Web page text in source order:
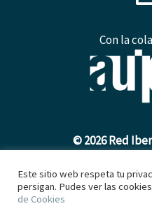
Con la
© 2026 Red
Política
Este sitio web respeta tu
persigan. Pudes ver las
de Cookies